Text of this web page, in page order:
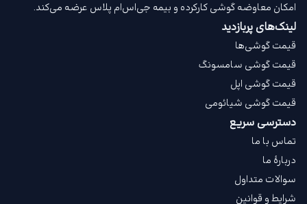
امکان معاوضه گوشی کارکرده و بیمه جی‌اس‌ام‌ پلاس عرضه می‌کند.
لینک‌های پربازدید
قیمت گوشی‌ها
قیمت گوشی سامسونگ
قیمت گوشی اپل
قیمت گوشی شیائومی
دسترسی سریع
تماس با ما
دربارهٔ ما
سوالات متداول
شرایط و قوانین